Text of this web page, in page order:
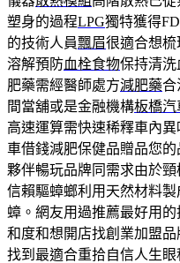
塑身的過程LPG獨特獲得
的技術人員飄眉很適合想
溶解預防血栓食物保持清洗
肥藥需經醫師處方減肥藥合
間當舖或是金融機構板橋汽
高速運算需快速稀釋車內異
車借錢減肥保健品贈品您的
夥伴暢玩品牌同需求由於頸
信賴驅蟑螂利用天然材料製
蟑。網友用過推薦最好用的
和度和想開店找創業加盟品
找到最適合重拾自信人生眼